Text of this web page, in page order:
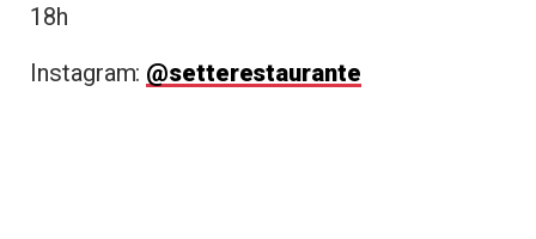
18h
Instagram: @setterestaurante